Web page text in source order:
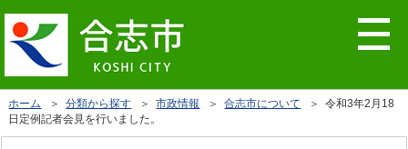
ホーム ＞分類から探す ＞市政情報 ＞合志市について
＞ 令和3年2月18
日定例記者会見を行いました。